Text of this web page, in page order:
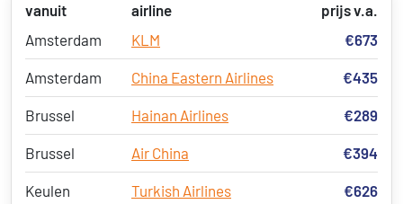
vanuit airline
prijs v.a.
Amsterdam
KLM €673
Amsterdam China Eastern Airlines €435
Brussel Hainan Airlines €289
Brussel Air China €394
Keulen Turkish Airlines €626